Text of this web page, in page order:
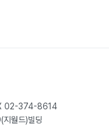
02-374-8614
월드)빌딩